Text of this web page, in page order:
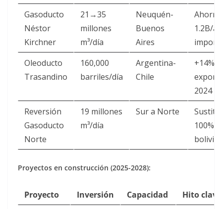
Gasoducto
Néstor
Kirchner
21→35
millones
m³/día
Neuquén-
Buenos
Aires
Ahorro
1.2B/
Oleoducto
Trasandino
160,000
barriles/día
Argentina-
Chile
+14%
2024
Reversión
Gasoducto
Norte
19 millones
m³/día
Sur a Norte
100%
Proyectos en construcción (2025-2028):
Proyecto Inversión Capacidad
Hito clave